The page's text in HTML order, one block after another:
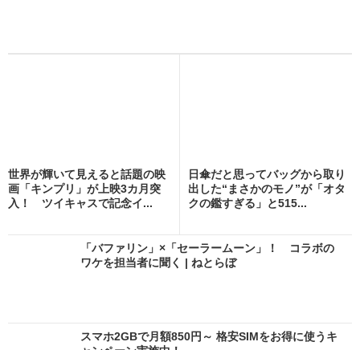
世界が輝いて見えると話題の映
画「キンプリ」が上映3カ月突
入！ ツイキャスで記念イ...
日傘だと思ってバッグから取り
出した“まさかのモノ”が「オタ
クの鑑すぎる」と515...
「バファリン」×「セーラームーン」！ コラボの
ワケを担当者に聞く | ねとらぼ
スマホ2GBで月額850円～ 格安SIMをお得に使うキ